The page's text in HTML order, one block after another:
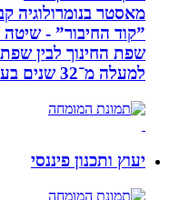
מאסטר בנומרולוגיה
”קוד החיבור” - שיטה
שפת החינוך לבין שפת
למעלה מ־32 שנים בעולם החינוך.
יעוץ ותכנון פיננסי